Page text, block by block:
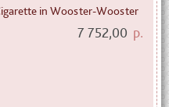
in Wooster-Wooster
7 752,00 р.